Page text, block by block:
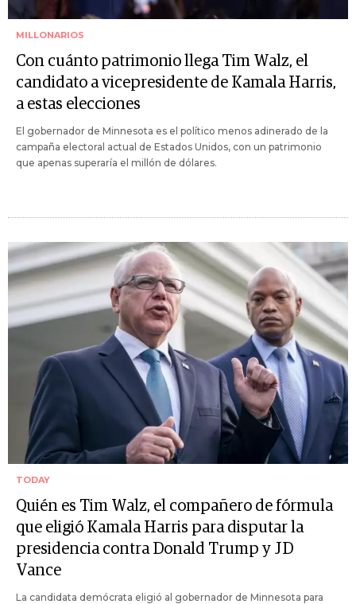
MILLONARIOS
Con cuánto patrimonio llega Tim Walz, el
candidato a vicepresidente de Kamala Harris,
a estas elecciones
El gobernador de Minnesota es el político menos adinerado de la
campaña electoral actual de Estados Unidos, con un patrimonio
que apenas superaría el millón de dólares.
TODAY
Quién es Tim Walz, el compañero de fórmula
que eligió Kamala Harris para disputar la
presidencia contra Donald Trump y JD
Vance
La candidata demócrata eligió al gobernador de Minnesota para